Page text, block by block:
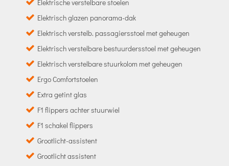
Elektrische verstelbare stoelen
Elektrisch glazen panorama-dak
Elektrisch verstelb. passagiersstoel met geheugen
Elektrisch verstelbare bestuurdersstoel met geheugen
Elektrisch verstelbare stuurkolom met geheugen
Ergo Comfortstoelen
Extra getint glas
F1 flippers achter stuurwiel
F1 schakel flippers
Grootlicht-assistent
Grootlicht assistent